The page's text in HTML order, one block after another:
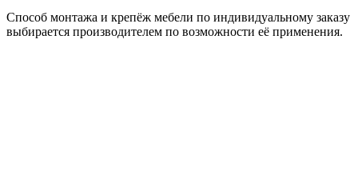
Способ монтажа и крепёж мебели по индивидуальному заказу
выбирается производителем по возможности её применения.